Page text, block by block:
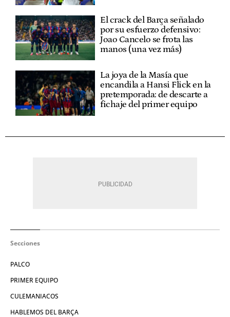
El crack del Barça señalado
por su esfuerzo defensivo:
Joao Cancelo se frota las
manos (una vez más)
La joya de la Masía que
encandila a Hansi Flick en la
pretemporada: de descarte a
fichaje del primer equipo
Secciones
PALCO
PRIMER EQUIPO
CULEMANIACOS
HABLEMOS DEL BARÇA